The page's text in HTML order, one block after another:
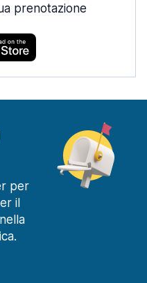
prenotazione
per
il